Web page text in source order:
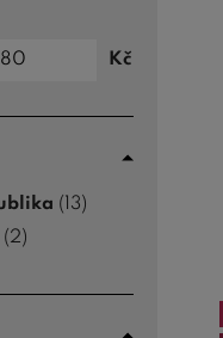
Kč
(13)
(2)